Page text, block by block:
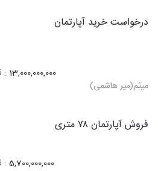
درخواست خرید آپارتمان
13,000,000,000
:
میثم(میر هاشمی)
فروش آپارتمان ۷۸ متری
5,700,000,000
: